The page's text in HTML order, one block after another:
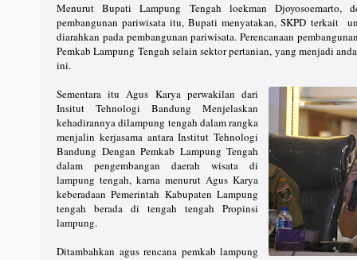
Menurut Bupati Lampung Tengah loekman Djoyosoemarto,
pembangunan pariwisata itu, Bupati menyatakan, SKPD terkait
diarahkan pada pembangunan pariwisata. Perencanaan
Pemkab Lampung Tengah selain sektor pertanian, yang menjadi
ini.
Sementara itu Agus Karya perwakilan dari
Insitut Tehnologi Bandung Menjelaskan
kehadirannya dilampung tengah dalam rangka
menjalin kerjasama antara Institut Tehnologi
Bandung Dengan Pemkab Lampung Tengah
dalam pengembangan daerah wisata di
lampung tengah, karna menurut Agus Karya
keberadaan Pemerintah Kabupaten Lampung
tengah berada di tengah tengah Propinsi
lampung.
Ditambahkan agus rencana pemkab lampung